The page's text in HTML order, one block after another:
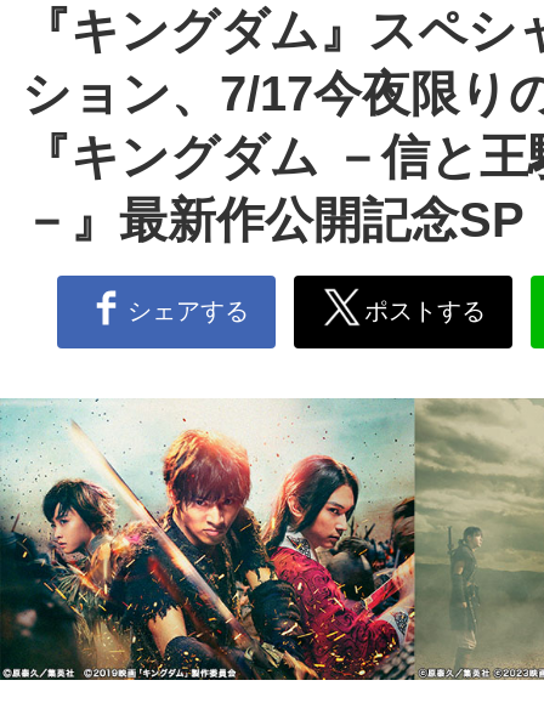
『キングダム』スペシ
ション、7/17今夜限り
『キングダム －信と
－』最新作公開記念SP
シェアする ポストする